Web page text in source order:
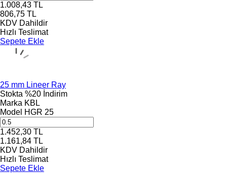
1.008,43 TL
806,75 TL
KDV Dahildir
Hızlı Teslimat
Sepete Ekle
25 mm Lineer Ray
Stokta %20 İndirim
Marka KBL
Model HGR 25
1.452,30 TL
1.161,84 TL
KDV Dahildir
Hızlı Teslimat
Sepete Ekle